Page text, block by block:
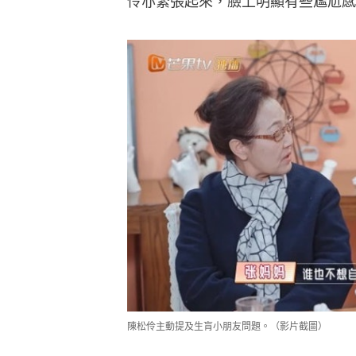
陳松伶主動提及生肓小朋友問題。（影片截圖）